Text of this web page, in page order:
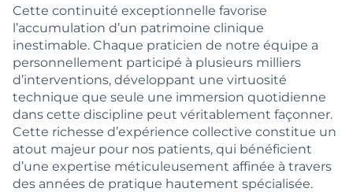
Cette continuité exceptionnelle favorise
l’accumulation d’un patrimoine clinique
inestimable. Chaque praticien de notre équipe a
personnellement participé à plusieurs milliers
d’interventions, développant une virtuosité
technique que seule une immersion quotidienne
dans cette discipline peut véritablement façonner.
Cette richesse d’expérience collective constitue un
atout majeur pour nos patients, qui bénéficient
d’une expertise méticuleusement affinée à travers
des années de pratique hautement spécialisée.